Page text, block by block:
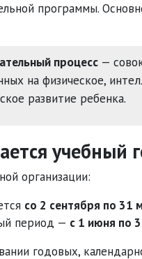
программы.
процесс —
на физическое,
развитие ребенка.
учебный
организации:
со 2 сентября по 31
период — с 1 июня по
годовых,